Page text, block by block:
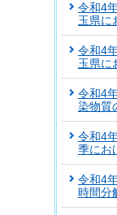
令和4
玉県に
令和4
玉県に
令和4
染物質
令和4
季にお
令和4
時間分